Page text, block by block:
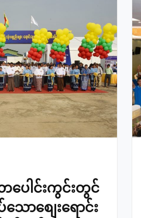
ပေါင်းကွင်းတွင်
ောစျေးရောင်း